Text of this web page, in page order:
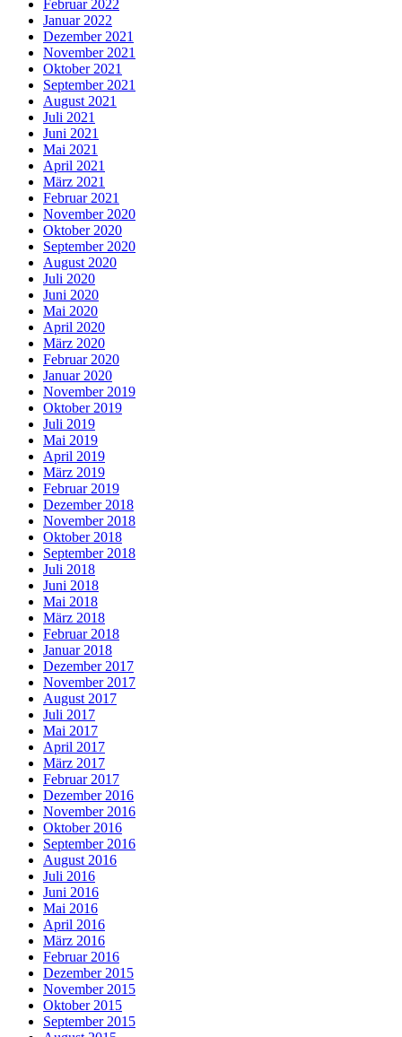
Februar 2022
Januar 2022
Dezember 2021
November 2021
Oktober 2021
September 2021
August 2021
Juli 2021
Juni 2021
Mai 2021
April 2021
März 2021
Februar 2021
November 2020
Oktober 2020
September 2020
August 2020
Juli 2020
Juni 2020
Mai 2020
April 2020
März 2020
Februar 2020
Januar 2020
November 2019
Oktober 2019
Juli 2019
Mai 2019
April 2019
März 2019
Februar 2019
Dezember 2018
November 2018
Oktober 2018
September 2018
Juli 2018
Juni 2018
Mai 2018
März 2018
Februar 2018
Januar 2018
Dezember 2017
November 2017
August 2017
Juli 2017
Mai 2017
April 2017
März 2017
Februar 2017
Dezember 2016
November 2016
Oktober 2016
September 2016
August 2016
Juli 2016
Juni 2016
Mai 2016
April 2016
März 2016
Februar 2016
Dezember 2015
November 2015
Oktober 2015
September 2015